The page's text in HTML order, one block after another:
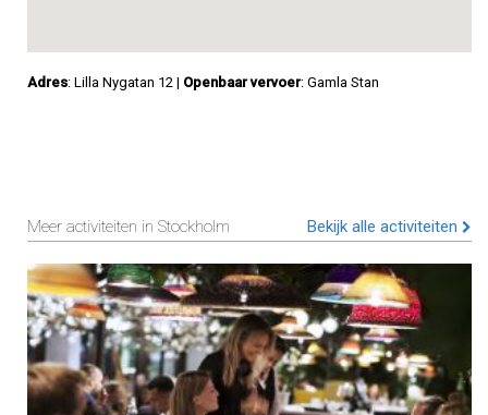
Adres: Lilla Nygatan 12 | Openbaar vervoer: Gamla Stan
Meer activiteiten in Stockholm Bekijk alle activiteiten